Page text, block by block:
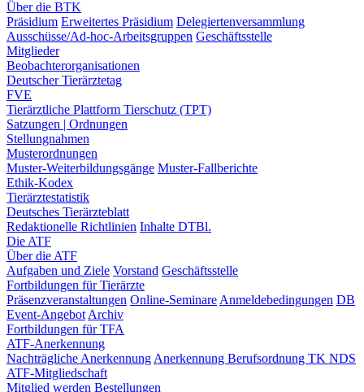
Über die BTK
Präsidium Erweitertes Präsidium Delegiertenversammlung
Ausschüsse/Ad-hoc-Arbeitsgruppen Geschäftsstelle
Mitglieder
Beobachterorganisationen
Deutscher Tierärztetag
FVE
Tierärztliche Plattform Tierschutz (TPT)
Satzungen | Ordnungen
Stellungnahmen
Musterordnungen
Muster-Weiterbildungsgänge Muster-Fallberichte
Ethik-Kodex
Tierärztestatistik
Deutsches Tierärzteblatt
Redaktionelle Richtlinien Inhalte DTBl.
Die ATF
Über die ATF
Aufgaben und Ziele Vorstand Geschäftsstelle
Fortbildungen für Tierärzte
Präsenzveranstaltungen Online-Seminare Anmeldebedingungen DB
Event-Angebot Archiv
Fortbildungen für TFA
ATF-Anerkennung
Nachträgliche Anerkennung Anerkennung Berufsordnung TK NDS
ATF-Mitgliedschaft
Mitglied werden Bestellungen